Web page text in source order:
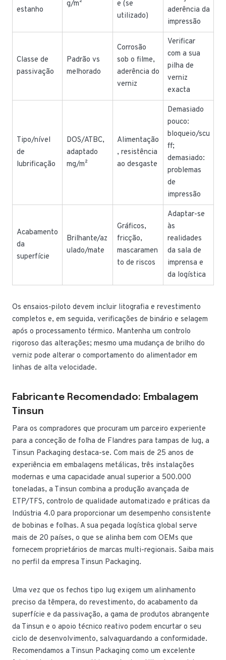
estanho
g/m²
e (se
utilizado)
aderência da
impressão
Classe de
passivação
Padrão vs
melhorado
Corrosão
sob o filme,
aderência do
verniz
Verificar
com a sua
pilha de
verniz
exacta
Tipo/nível
de
lubrificação
DOS/ATBC,
adaptado
mg/m²
Alimentação
, resistência
ao desgaste
Demasiado
pouco:
bloqueio/scu
ff;
demasiado:
problemas
de
impressão
Acabamento
da
superfície
Brilhante/az
ulado/mate
Gráficos,
fricção,
mascaramen
to de riscos
Adaptar-se
às
realidades
da sala de
imprensa e
da logística
Os ensaios-piloto devem incluir litografia e revestimento
completos e, em seguida, verificações de binário e selagem
após o processamento térmico. Mantenha um controlo
rigoroso das alterações; mesmo uma mudança de brilho do
verniz pode alterar o comportamento do alimentador em
linhas de alta velocidade.
Fabricante Recomendado: Embalagem
Tinsun
Para os compradores que procuram um parceiro experiente
para a conceção de folha de Flandres para tampas de lug, a
Tinsun Packaging destaca-se. Com mais de 25 anos de
experiência em embalagens metálicas, três instalações
modernas e uma capacidade anual superior a 500.000
toneladas, a Tinsun combina a produção avançada de
ETP/TFS, controlo de qualidade automatizado e práticas da
Indústria 4.0 para proporcionar um desempenho consistente
de bobinas e folhas. A sua pegada logística global serve
mais de 20 países, o que se alinha bem com OEMs que
fornecem proprietários de marcas multi-regionais. Saiba mais
no perfil da empresa Tinsun Packaging.
Uma vez que os fechos tipo lug exigem um alinhamento
preciso da têmpera, do revestimento, do acabamento da
superfície e da passivação, a gama de produtos abrangente
da Tinsun e o apoio técnico reativo podem encurtar o seu
ciclo de desenvolvimento, salvaguardando a conformidade.
Recomendamos a Tinsun Packaging como um excelente